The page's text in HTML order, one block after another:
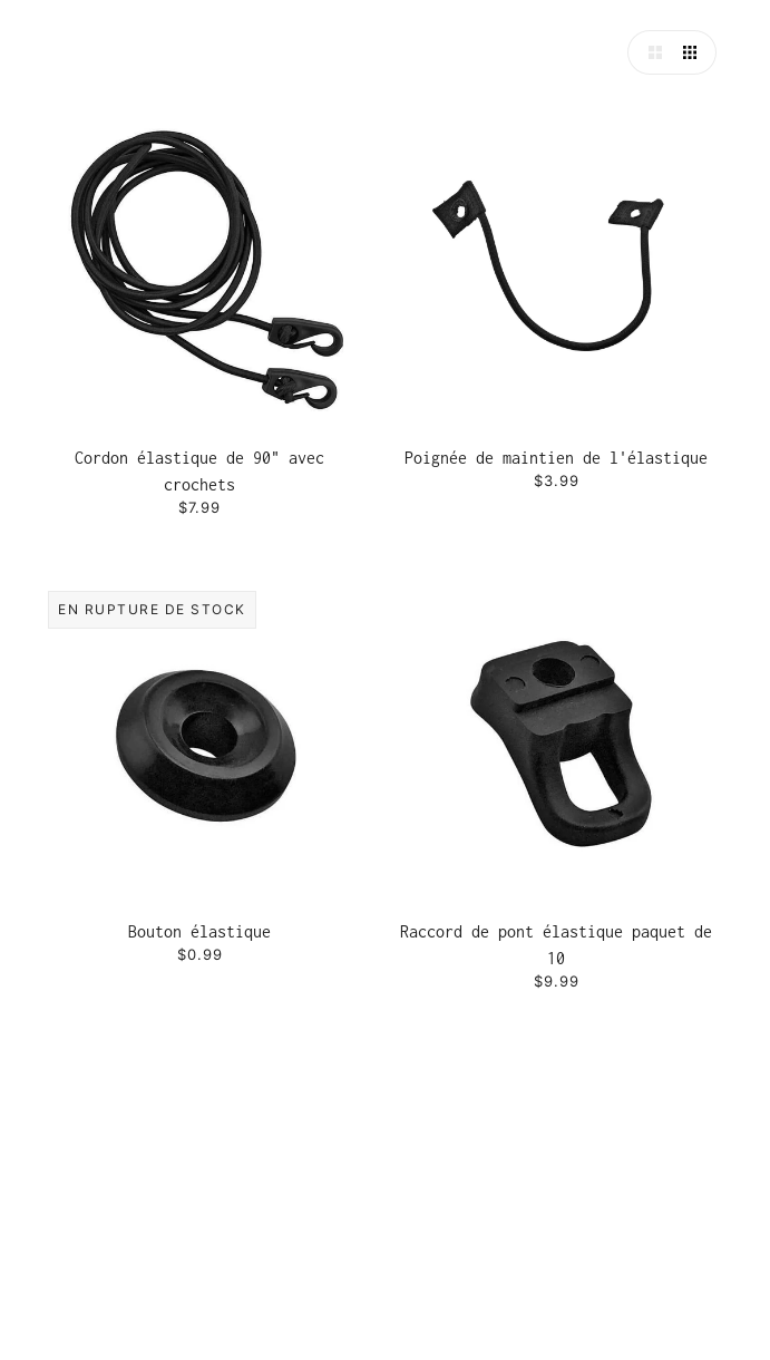
Cordon élastique de 90" avec
crochets
$7.99
Poignée de maintien de l'élastique
$3.99
EN RUPTURE DE STOCK
Bouton élastique
$0.99
Raccord de pont élastique paquet de
10
$9.99